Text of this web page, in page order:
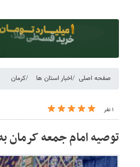
صفحه اصلی اخبار استان ها کرمان
۱ نفر
توصیه امام جمعه کرمان